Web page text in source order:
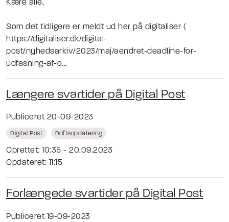
Kære alle,
Som det tidligere er meldt ud her på digitaliser (
https://digitaliser.dk/digital-
post/nyhedsarkiv/2023/maj/aendret-deadline-for-
udfasning-af-o...
Længere svartider på Digital Post
Publiceret 20-09-2023
Digital Post Driftsopdatering
Oprettet: 10:35 - 20.09.2023
Opdateret: 11:15
Forlængede svartider på Digital Post
Publiceret 19-09-2023